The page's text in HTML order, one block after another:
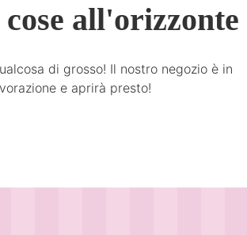
all'orizzonte
di grosso! Il nostro negozio è in
e aprirà presto!